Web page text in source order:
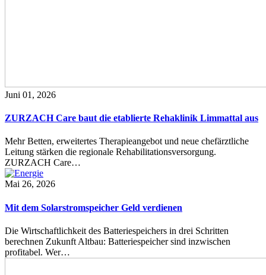
Juni 01, 2026
ZURZACH Care baut die etablierte Rehaklinik Limmattal aus
Mehr Betten, erweitertes Therapieangebot und neue chefärztliche
Leitung stärken die regionale Rehabilitationsversorgung.
ZURZACH Care…
Mai 26, 2026
Mit dem Solarstromspeicher Geld verdienen
Die Wirtschaftlichkeit des Batteriespeichers in drei Schritten
berechnen Zukunft Altbau: Batteriespeicher sind inzwischen
profitabel. Wer…